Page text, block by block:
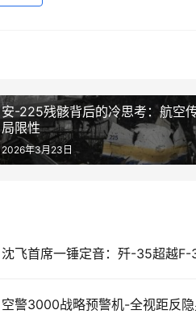
安-225残骸背后的冷思考：航空
局限性
2026年3月23日
空警3000战略预警机-全视距反